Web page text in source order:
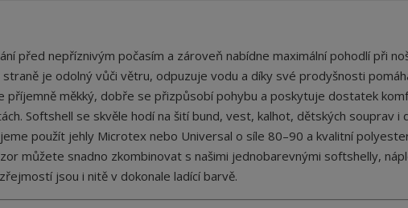
před nepříznivým počasím a zároveň nabídne maximální pohodlí při
je odolný vůči větru, odpuzuje vodu a díky své prodyšnosti
příjemně měkký, dobře se přizpůsobí pohybu a poskytuje dostatek
Softshell se skvěle hodí na šití bund, vest, kalhot, dětských souprav i
použít jehly Microtex nebo Universal o síle 80–90 a kvalitní
můžete snadno zkombinovat s našimi jednobarevnými softshelly,
jsou i nitě v dokonale ladící barvě.